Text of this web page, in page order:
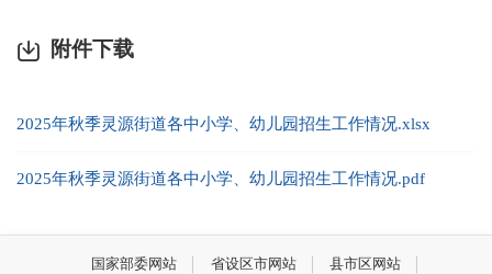
附件下载
2025年秋季灵源街道各中小学、幼儿园招生工作情况.xlsx
2025年秋季灵源街道各中小学、幼儿园招生工作情况.pdf
国家部委网站 省设区市网站 县市区网站